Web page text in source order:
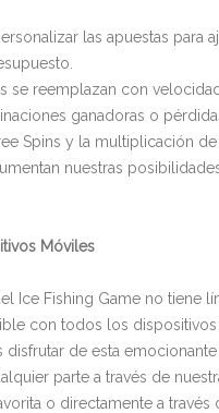
las apuestas para
se reemplazan con
ganadoras o
Spins y la multiplicación de
nuestras
Móviles
Ice Fishing Game no tiene
con todos los dispositivos
disfrutar de esta emocionante
parte a través de
o directamente a través